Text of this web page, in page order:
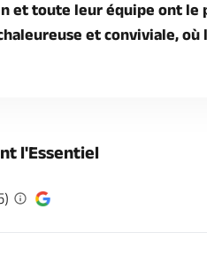
et toute leur équipe ont le
et conviviale,
l'Essentiel